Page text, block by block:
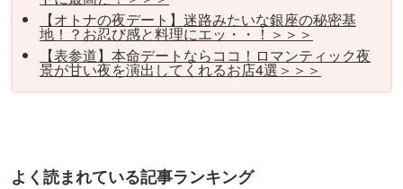
【オトナの夜デート】迷路みたいな銀座の秘密基
地！？お忍び感と料理にエッ・・！＞＞＞
【表参道】本命デートならココ！ロマンティック夜
景が甘い夜を演出してくれるお店4選＞＞＞
よく読まれている記事ランキング